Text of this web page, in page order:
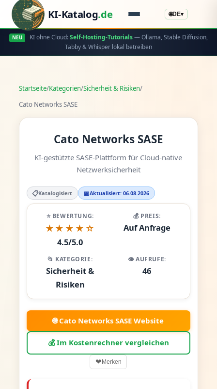
KI-Katalog.de 🌐DE▾
NEU KI ohne Cloud:Self-Hosting-Tutorials— Ollama, Stable Diffusion,
Tabby & Whisper lokal betreiben
Startseite/Kategorien/Sicherheit & Risiken/
Cato Networks SASE
Cato Networks SASE
KI-gestützte SASE-Plattform für Cloud-native
Netzwerksicherheit
📋Katalogisiert 📅Aktualisiert: 06.08.2026
⭐ BEWERTUNG:
★★★★☆
4.5/5.0
💰 PREIS:
Auf Anfrage
📂 KATEGORIE:
Sicherheit &
Risiken
👁️ AUFRUFE:
46
🌐 Cato Networks SASE Website
💰 Im Kostenrechner vergleichen
❤Merken